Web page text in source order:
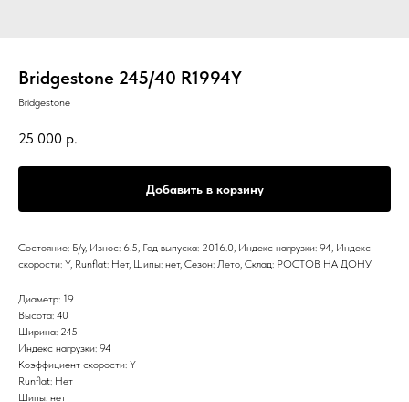
Bridgestone 245/40 R1994Y
Bridgestone
25 000 р.
Добавить в корзину
Состояние: Б/у, Износ: 6.5, Год выпуска: 2016.0, Индекс нагрузки: 94, Индекс
скорости: Y, Runflat: Нет, Шипы: нет, Сезон: Лето, Склад: РОСТОВ НА ДОНУ
Диаметр: 19
Высота: 40
Ширина: 245
Индекс нагрузки: 94
Коэффициент скорости: Y
Runflat: Нет
Шипы: нет